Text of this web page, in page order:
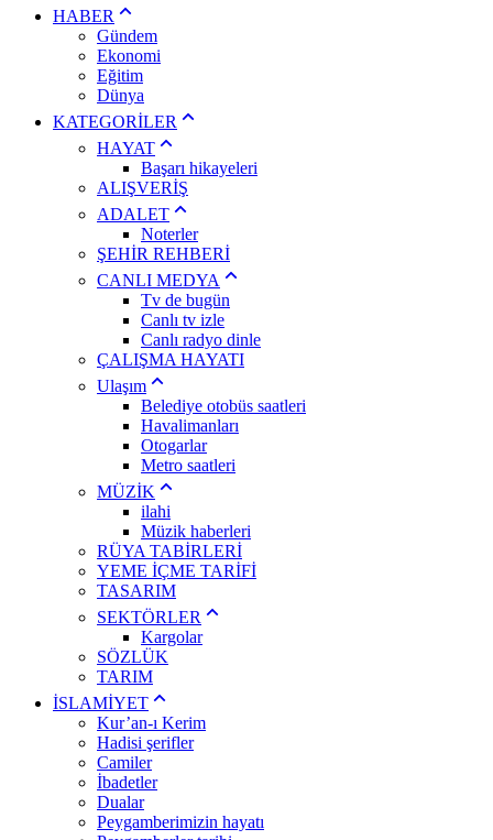
HABER
Gündem
Ekonomi
Eğitim
Dünya
KATEGORİLER
HAYAT
Başarı hikayeleri
ALIŞVERİŞ
ADALET
Noterler
ŞEHİR REHBERİ
CANLI MEDYA
Tv de bugün
Canlı tv izle
Canlı radyo dinle
ÇALIŞMA HAYATI
Ulaşım
Belediye otobüs saatleri
Havalimanları
Otogarlar
Metro saatleri
MÜZİK
ilahi
Müzik haberleri
RÜYA TABİRLERİ
YEME İÇME TARİFİ
TASARIM
SEKTÖRLER
Kargolar
SÖZLÜK
TARIM
İSLAMİYET
Kur’an-ı Kerim
Hadisi şerifler
Camiler
İbadetler
Dualar
Peygamberimizin hayatı